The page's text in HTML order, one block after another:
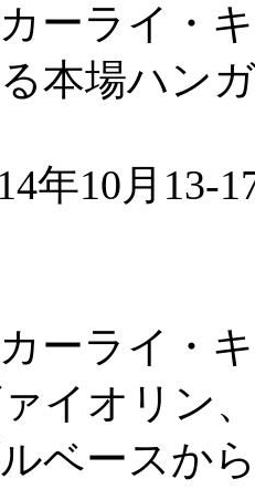
ーライ・
本場ハン
年10月13-
ーライ・
イオリン
ベースか